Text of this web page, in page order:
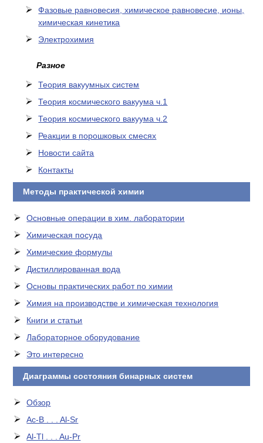
Фазовые равновесия, химическое равновесие, ионы,
химическая кинетика
Электрохимия
Разное
Теория вакуумных систем
Теория космического вакуума ч.1
Теория космического вакуума ч.2
Реакции в порошковых смесях
Новости сайта
Контакты
Методы практической химии
Основные операции в хим. лаборатории
Химическая посуда
Химические формулы
Дистиллированная вода
Основы практических работ по химии
Химия на производстве и химическая технология
Книги и статьи
Лабораторное оборудование
Это интересно
Диаграммы состояния бинарных систем
Обзор
Ac-B . . . Al-Sr
Al-Tl . . . Au-Pr